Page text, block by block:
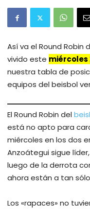
Así va el Round Robin
vivido este miércoles
nuestra tabla de
equipos del beisbol
El Round Robin del
está no apto para
miércoles en los dos
Anzoátegui sigue
luego de la derrota
ahora están a tan
Los «rapaces» no